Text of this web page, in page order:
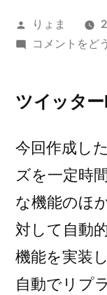
投
稿
りょま
コメントをど
ツイッタ
今回作成し
ズを一定時
な機能のほ
対して自動
機能を実装
自動でリプ